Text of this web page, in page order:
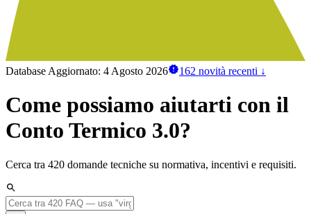
Database Aggiornato: 4 Agosto 2026 162 novità recenti ↓
Come possiamo aiutarti con il
Conto Termico 3.0?
Cerca tra 420 domande tecniche su normativa, incentivi e requisiti.